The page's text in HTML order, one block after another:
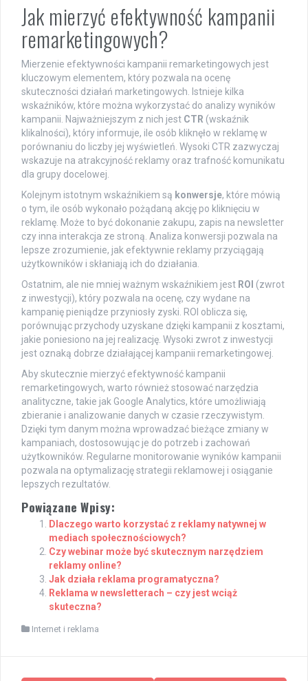
Jak mierzyć efektywność kampanii
remarketingowych?
Mierzenie efektywności kampanii remarketingowych jest
kluczowym elementem, który pozwala na ocenę
skuteczności działań marketingowych. Istnieje kilka
wskaźników, które można wykorzystać do analizy wyników
kampanii. Najważniejszym z nich jest CTR (wskaźnik
klikalności), który informuje, ile osób kliknęło w reklamę w
porównaniu do liczby jej wyświetleń. Wysoki CTR zazwyczaj
wskazuje na atrakcyjność reklamy oraz trafność komunikatu
dla grupy docelowej.
Kolejnym istotnym wskaźnikiem są konwersje, które mówią
o tym, ile osób wykonało pożądaną akcję po kliknięciu w
reklamę. Może to być dokonanie zakupu, zapis na newsletter
czy inna interakcja ze stroną. Analiza konwersji pozwala na
lepsze zrozumienie, jak efektywnie reklamy przyciągają
użytkowników i skłaniają ich do działania.
Ostatnim, ale nie mniej ważnym wskaźnikiem jest ROI (zwrot
z inwestycji), który pozwala na ocenę, czy wydane na
kampanię pieniądze przyniosły zyski. ROI oblicza się,
porównując przychody uzyskane dzięki kampanii z kosztami,
jakie poniesiono na jej realizację. Wysoki zwrot z inwestycji
jest oznaką dobrze działającej kampanii remarketingowej.
Aby skutecznie mierzyć efektywność kampanii
remarketingowych, warto również stosować narzędzia
analityczne, takie jak Google Analytics, które umożliwiają
zbieranie i analizowanie danych w czasie rzeczywistym.
Dzięki tym danym można wprowadzać bieżące zmiany w
kampaniach, dostosowując je do potrzeb i zachowań
użytkowników. Regularne monitorowanie wyników kampanii
pozwala na optymalizację strategii reklamowej i osiąganie
lepszych rezultatów.
Powiązane Wpisy:
Dlaczego warto korzystać z reklamy natywnej w
mediach społecznościowych?
Czy webinar może być skutecznym narzędziem
reklamy online?
Jak działa reklama programatyczna?
Reklama w newsletterach – czy jest wciąż
skuteczna?
Internet i reklama